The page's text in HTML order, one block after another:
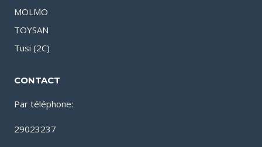
MOLMO
TOYSAN
Tusi (2C)
CONTACT
Par téléphone:
29023237